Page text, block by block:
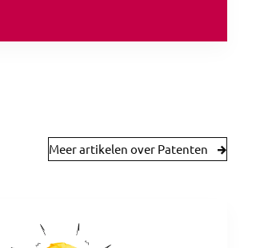
Meer artikelen over Patenten